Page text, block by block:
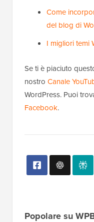
Come
del blog di
I migliori temi
Se ti è piaciuto
nostro Canale
WordPress. Puoi
Facebook.
Popolare su